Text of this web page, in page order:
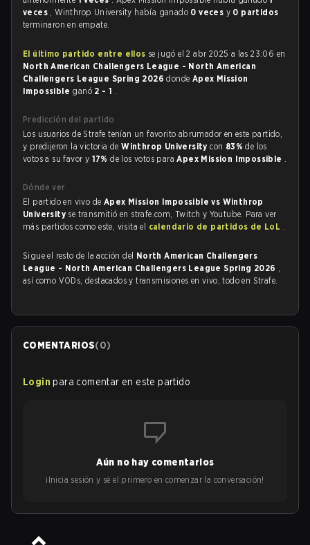
veces , Winthrop University había ganado 0 veces y 0 partidos
terminaron en empate.
El último partido entre ellos se jugó el 2 abr 2025 a las 23:06 en
North American Challengers League - North American
Challengers League Spring 2026donde Apex Mission
Impossible ganó 2 - 1 .
Predicción del partido
Los usuarios de Strafe tenían un favorito abrumador en este partido,
y predijeron la victoria deWinthrop Universitycon 83%de los
votos a su favor y 17%de los votos paraApex Mission Impossible .
Dónde ver
El partido en vivo de Apex Mission Impossible vs Winthrop
University se transmitió en strafe.com, Twitch y Youtube. Para ver
más partidos como este, visita el calendario de partidos de LoL .
Sigue el resto de la acción del North American Challengers
League - North American Challengers League Spring 2026 ,
así como VODs, destacados y transmisiones en vivo, todo en Strafe.
COMENTARIOS(0)
Login para comentar en este partido
Aún no hay comentarios
¡Inicia sesión y sé el primero en comenzar la conversación!